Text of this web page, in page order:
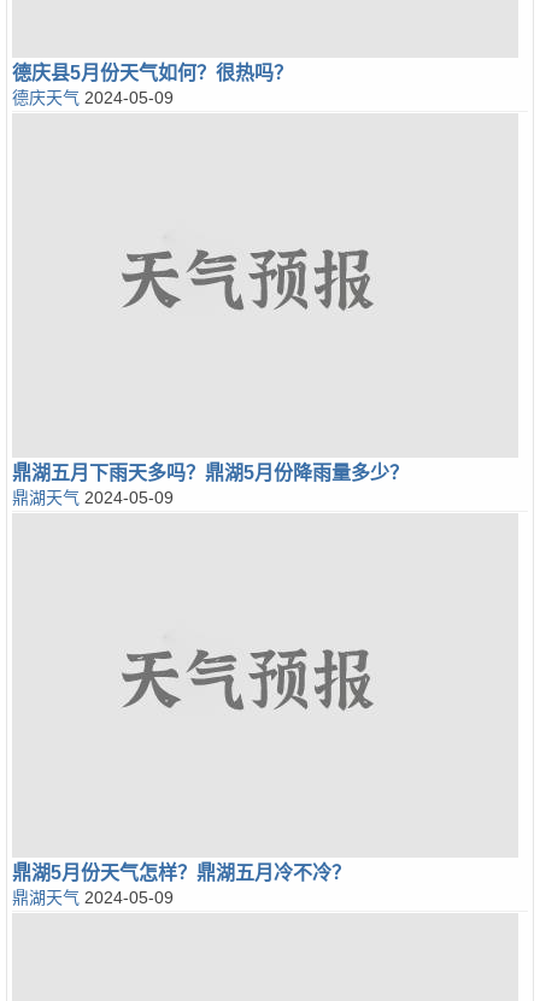
德庆县5月份天气如何？很热吗？
德庆天气 2024-05-09
鼎湖五月下雨天多吗？鼎湖5月份降雨量多少？
鼎湖天气 2024-05-09
鼎湖5月份天气怎样？鼎湖五月冷不冷？
鼎湖天气 2024-05-09